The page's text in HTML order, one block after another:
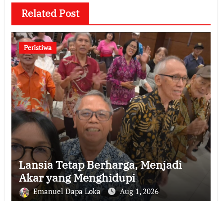
Related Post
Peristiwa
Lansia Tetap Berharga, Menjadi
Akar yang Menghidupi
Emanuel Dapa Loka Aug 1, 2026